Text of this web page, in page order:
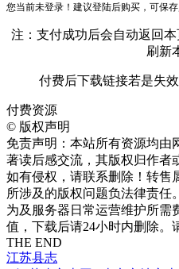
您当前未登录！建议登陆后购买，可保
注：支付成功后会自动返回
刷新
付费后下载链接若是失
付费资源
© 版权声明
免责声明：本站所有资源均由
著读后感交流，其版权归作者
如有侵权，请联系删除！转售
所涉及的版权问题负法律责任
为及服务器日常运营维护所需
值，下载后请24小时内删除。
THE END
江苏县志